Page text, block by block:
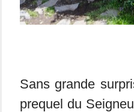
Sans grande
prequel du